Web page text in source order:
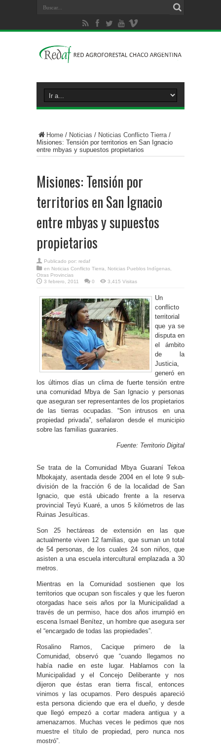
Home / Noticias / Noticias Conflicto Tierra /
Misiones: Tensión por territorios en San Ignacio
entre mbyas y supuestos propietarios
Misiones: Tensión por
territorios en San Ignacio
entre mbyas y supuestos
propietarios
Publicado por: redaf
en Noticias Conflicto Tierra Noticias Pueblos Indígenas
Otras Provincias
3 febrero, 2011
0 3,415 Visitas
Un
conflicto
territorial
que ya se
disputa en
el ámbito
de la
Justicia,
generó en
los últimos días un clima de fuerte tensión entre
una comunidad Mbya de San Ignacio y personas
que aseguran ser representantes de los propietarios
de las tierras ocupadas. “Son intrusos en una
propiedad privada”, señalaron desde el municipio
sobre las familias guaranies.
Fuente: Territorio Digital
Se trata de la Comunidad Mbya Guaraní Tekoa
Mbokajaty, asentada desde 2004 en el lote 9 sub-
división de la fracción 6 de la localidad de San
Ignacio, que está ubicado frente a la reserva
provincial Teyú Kuaré, a unos 5 kilómetros de las
Ruinas Jesuíticas.
Son 25 hectáreas de extensión en las que
actualmente viven 12 familias, que suman un total
de 54 personas, de los cuales 24 son niños, que
asisten a una escuela intercultural emplazada a 30
metros.
Mientras en la Comunidad sostienen que los
territorios que ocupan son fiscales y que les fueron
otorgadas hace seis años por la Municipalidad a
través de un permiso, hace dos años irrumpió en
escena Ismael Benítez, un hombre que asegura ser
el “encargado de todas las propiedades”.
Rosalino Ramos, Cacique primero de la
Comunidad, observó que “cuando llegamos no
había nadie en este lugar. Hablamos con la
Municipalidad y el Concejo Deliberante y nos
dijeron que éstas eran tierra fiscal, entonces
vinimos y las ocupamos. Pero después apareció
esta persona diciendo que era el dueño, y desde
que llegó empezó a cortar madera antigua y a
amenazarnos. Muchas veces le pedimos que nos
muestre el título de propiedad, pero nunca nos
mostró”.